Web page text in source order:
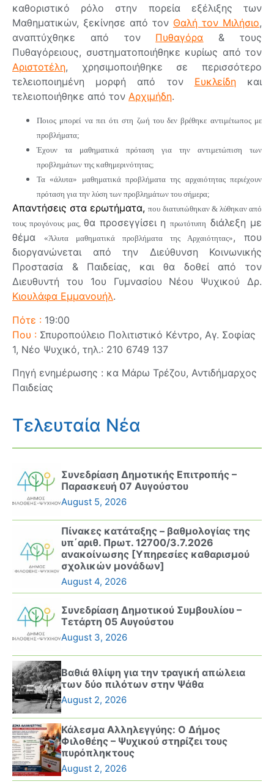
καθοριστικό ρόλο στην πορεία εξέλιξης των
Μαθηματικών, ξεκίνησε από τον Θαλή τον Μιλήσιο,
αναπτύχθηκε από τον Πυθαγόρα & τους
Πυθαγόρειους, συστηματοποιήθηκε κυρίως από τον
Αριστοτέλη, χρησιμοποιήθηκε σε περισσότερο
τελειοποιημένη μορφή από τον Ευκλείδηκαι
τελειοποιήθηκε από τον Αρχιμήδη.
Ποιος μπορεί να πει ότι στη ζωή του δεν βρέθηκε αντιμέτωπος με
προβλήματα;
Έχουν τα μαθηματικά πρόταση για την αντιμετώπιση των
προβλημάτων της καθημερινότητας;
Τα «άλυτα» μαθηματικά προβλήματα της αρχαιότητας περιέχουν
πρόταση για την λύση των προβλημάτων του σήμερα;
Απαντήσεις στα ερωτήματα, που διατυπώθηκαν & λύθηκαν από
τους προγόνους μας, θα προσεγγίσει ηπρωτότυπη διάλεξη με
θέμα
«Άλυτα μαθηματικά προβλήματα της Αρχαιότητας», που
διοργανώνεται από την Διεύθυνση Κοινωνικής
Προστασία & Παιδείας, και θα δοθεί από τον
Διευθυντή του 1ου Γυμνασίου Νέου Ψυχικού Δρ.
Κιουλάφα Εμμανουήλ.
Πότε : 19:00
Που : Σπυροπούλειο Πολιτιστικό Κέντρο, Αγ. Σοφίας
1, Νέο Ψυχικό, τηλ.: 210 6749 137
Πηγή ενημέρωσης : κα Μάρω Τρέζου, Αντιδήμαρχος
Παιδείας
Τελευταία Νέα
Συνεδρίαση Δημοτικής Επιτροπής –
Παρασκευή 07 Αυγούστου
August 5, 2026
Πίνακες κατάταξης – βαθμολογίας της
υπ΄αριθ. Πρωτ. 12700/3.7.2026
ανακοίνωσης [Υπηρεσίες καθαρισμού
σχολικών μονάδων]
August 4, 2026
Συνεδρίαση Δημοτικού Συμβουλίου –
Τετάρτη 05 Αυγούστου
August 3, 2026
Βαθιά θλίψη για την τραγική απώλεια
των δύο πιλότων στην Ψάθα
August 2, 2026
Κάλεσμα Αλληλεγγύης: Ο Δήμος
Φιλοθέης – Ψυχικού στηρίζει τους
πυρόπληκτους
August 2, 2026